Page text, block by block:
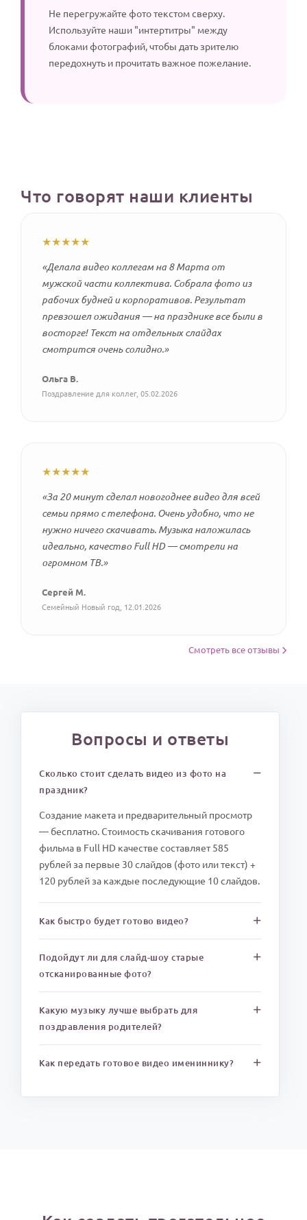
Не перегружайте фото текстом сверху.
Используйте наши "интертитры" между
блоками фотографий, чтобы дать зрителю
передохнуть и прочитать важное пожелание.
Что говорят наши клиенты
★★★★★
«Делала видео коллегам на 8 Марта от
мужской части коллектива. Собрала фото из
рабочих будней и корпоративов. Результат
превзошел ожидания — на празднике все были в
восторге! Текст на отдельных слайдах
смотрится очень солидно.»
Ольга В.
Поздравление для коллег, 05.02.2026
★★★★★
«За 20 минут сделал новогоднее видео для всей
семьи прямо с телефона. Очень удобно, что не
нужно ничего скачивать. Музыка наложилась
идеально, качество Full HD — смотрели на
огромном ТВ.»
Сергей М.
Семейный Новый год, 12.01.2026
Смотреть все отзывы
Вопросы и ответы
Сколько стоит сделать видео из фото на
праздник?
Создание макета и предварительный просмотр
— бесплатно. Стоимость скачивания готового
фильма в Full HD качестве составляет 585
рублей за первые 30 слайдов (фото или текст) +
120 рублей за каждые последующие 10 слайдов.
Как быстро будет готово видео?
Подойдут ли для слайд-шоу старые
отсканированные фото?
Какую музыку лучше выбрать для
поздравления родителей?
Как передать готовое видео имениннику?